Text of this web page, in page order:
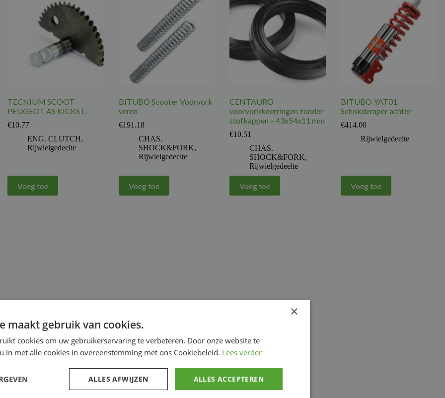
TECNIUM SCOOT
PEUGEOT AS KICKST.
€10.77
ENG. CLUTCH,
Rijwielgedeelte
Voeg toe
BITUBO Scooter Voorvork
veren
€191.18
CHAS.
SHOCK&FORK,
Rijwielgedeelte
Voeg toe
CENTAURO
voorvorkkeerringen zonder
stofkappen – 43x54x11 mm
€10.51
CHAS.
SHOCK&FORK,
Rijwielgedeelte
Voeg toe
BITUBO YAT01
Schokdemper achter
€414.00
Rijwielgedeelte
Voeg toe
×
maakt gebruik van cookies.
cookies om uw gebruikerservaring te verbeteren. Door onze website te
in met alle cookies in overeenstemming met ons Cookiebeleid. Lees verder
ALLES ACCEPTEREN
ALLES AFWIJZEN